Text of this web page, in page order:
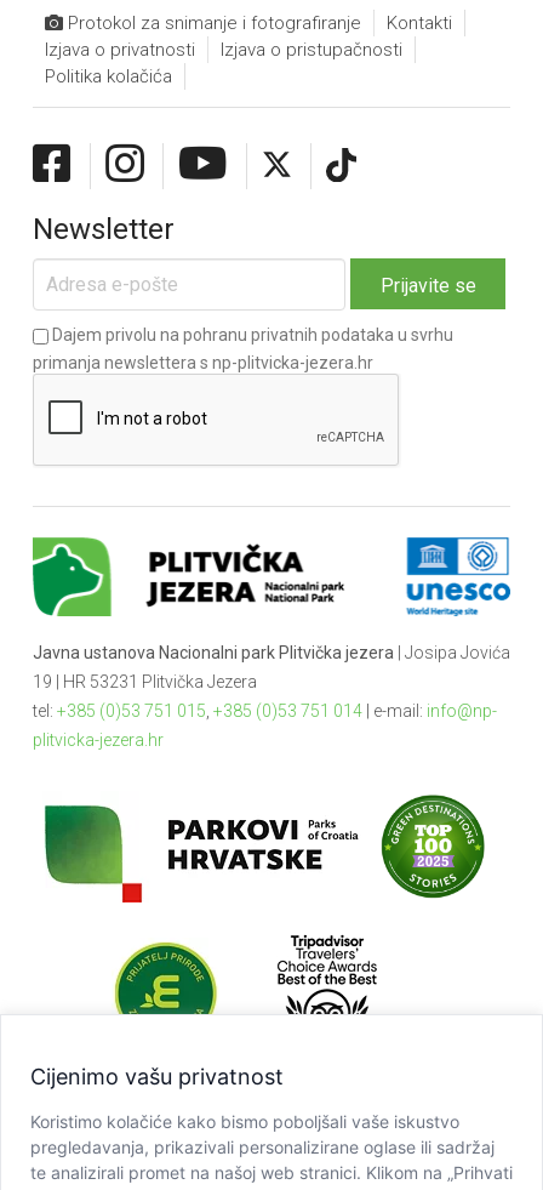
Cijenimo vašu privatnost
Koristimo kolačiće kako bismo poboljšali vaše iskustvo
pregledavanja, prikazivali personalizirane oglase ili sadržaj
te analizirali promet na našoj web stranici. Klikom na „Prihvati
Protokol za snimanje i fotografiranje
Kontakti
Izjava o privatnosti
Izjava o pristupačnosti
Politika kolačića
Newsletter
Dajem privolu na pohranu privatnih podataka u svrhu
primanja newslettera s np-plitvicka-jezera.hr
Javna ustanova Nacionalni park Plitvička jezera | Josipa Jovića
19 | HR 53231 Plitvička Jezera
tel: +385 (0)53 751 015 +385 (0)53 751 014| e-mail: info@np-
plitvicka-jezera.hr